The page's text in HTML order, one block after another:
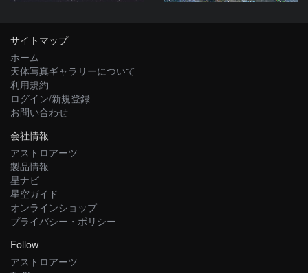
サイトマップ
ホーム
天体写真ギャラリーについて
利用規約
ログイン/新規登録
お問い合わせ
会社情報
アストロアーツ
製品情報
星ナビ
星空ガイド
オンラインショップ
プライバシー・ポリシー
Follow
アストロアーツ